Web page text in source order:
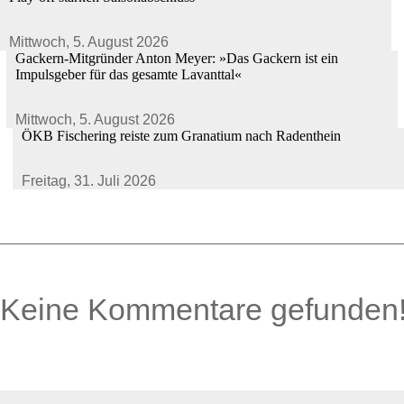
Mittwoch, 5. August 2026
Gackern-Mitgründer Anton Meyer: »Das Gackern ist ein
Impulsgeber für das gesamte Lavanttal«
Mittwoch, 5. August 2026
ÖKB Fischering reiste zum Granatium nach Radenthein
Freitag, 31. Juli 2026
0 Kommentare
Keine Kommentare gefunden!